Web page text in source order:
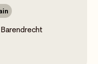
Barendrecht